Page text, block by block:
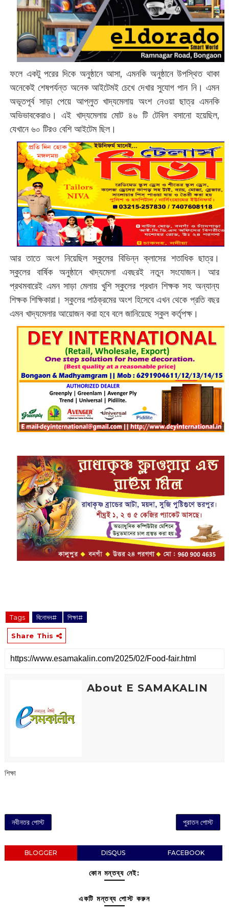
ফলে একটু পরের দিকে অনুষ্ঠানে আসা, এমনকি অনুষ্ঠানে উপস্থিত থাকা
অনেকেই শেষপর্যন্ত অনেক আইটেমই চেখে দেখার সুযোগ পান নি। এমন
অভূতপূর্ব সাড়া পেয়ে আপ্লুত খাদ্যমেলায় অংশ নেওয়া ছাত্র এমনকি
অভিভাবকেরাও। এই খাদ্যমেলায় মোট ৪৬ টি টেবিল বসানো হয়েছিল,
যেখানে ৬০ টিরও বেশি আইটেম ছিল।
আর তাতে অংশ নিয়েছিল স্কুলের বিভিন্ন ক্লাসের শতাধিক ছাত্র।
স্কুলের বার্ষিক অনুষ্ঠানে খাদ্যমেলা এবছরই নতুন সংযোজন। আর
প্রথমবারেই এমন সাড়া মেলায় খুশি স্কুলের প্রধান শিক্ষক সহ অন্যান্য
শিক্ষক শিক্ষিকারা। স্কুলের পাঠক্রমের অংশ হিসেবে এখন থেকে প্রতি বছর
এমন খাদ্যমেলার আয়োজন করা হবে বলে জানিয়েছে স্কুল কর্তৃপক্ষ।
Tags বিনোদন# শিক্ষা#
Share This
About E SAMAKALIN
শিক্ষা
নবীনতর পোস্ট পুরাতন পোস্ট
BLOGGER DISQUS FACEBOOK
কোন মন্তব্য নেই:
একটি মন্তব্য পোস্ট করুন